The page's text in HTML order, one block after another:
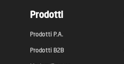
Prodotti
Prodotti P.A.
Prodotti B2B